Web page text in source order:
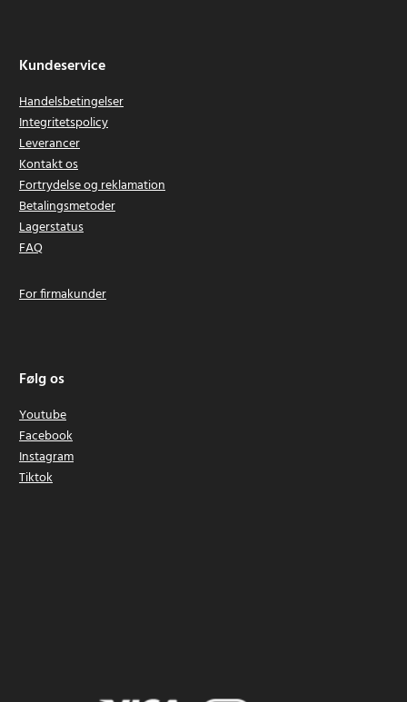
Kundeservice
Handelsbetingelser
Integritetspolicy
Leverancer
Kontakt os
Fortrydelse og reklamation
Betalingsmetoder
Lagerstatus
FAQ
For firmakunder
Følg os
Youtube
Facebook
Instagram
Tiktok